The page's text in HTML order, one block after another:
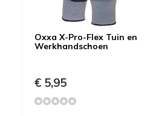
Oxxa X-Pro-Flex Tuin en
Werkhandschoen
€ 5,95